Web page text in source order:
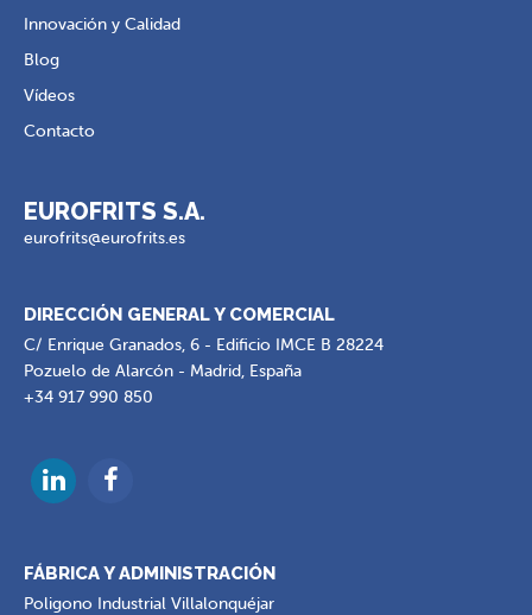
Innovación y Calidad
Blog
Vídeos
Contacto
EUROFRITS S.A.
eurofrits@eurofrits.es
DIRECCIÓN GENERAL Y COMERCIAL
C/ Enrique Granados, 6 - Edificio IMCE B 28224
Pozuelo de Alarcón - Madrid, España
+34 917 990 850
FÁBRICA Y ADMINISTRACIÓN
Poligono Industrial Villalonquéjar